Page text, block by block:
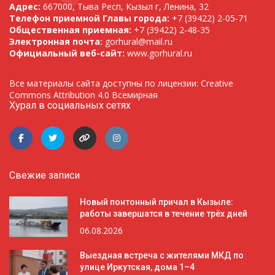
Адрес: 667000, Тыва Респ, Кызыл г, Ленина, 32
Телефон приемной Главы города: +7 (39422) 2-05-71
Общественная приемная: +7 (39422) 2-48-35
Электронная почта: gorhural@mail.ru
Официальный веб-сайт: www.gorhural.ru
Все материалы сайта доступны по лицензии: Creative
Commons Attribution 4.0 Всемирная
Хурал в социальных сетях
Свежие записи
Новый понтонный причал в Кызыле:
работы завершатся в течение трёх дней
06.08.2026
Выездная встреча с жителями МКД по
улице Иркутская, дома 1–4